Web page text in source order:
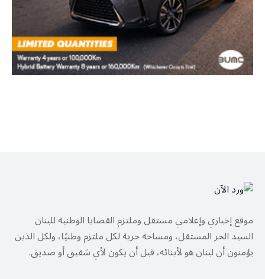
موقع إخباري وإعلامي مستقل وملتزم القضايا الوطنية للبنان
السيد الحر المستقل، ومساحة حرية لكل ملتزم وطنيًا، ولكل الذين
يؤمنون أن لبنان هو لأبنائه، قبل أن يكون لأي شقيق أو صديق.